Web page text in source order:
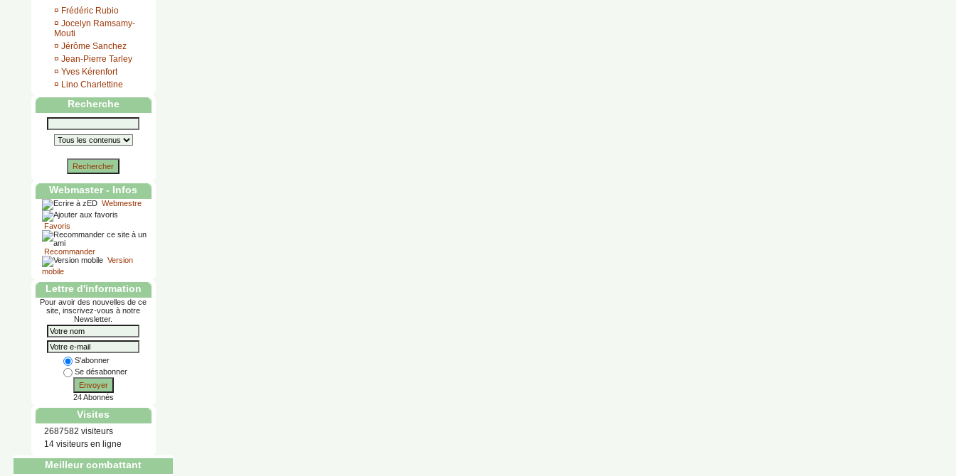
¤ Frédéric Rubio
¤ Jocelyn Ramsamy-
Mouti
¤ Jérôme Sanchez
¤ Jean-Pierre Tarley
¤ Yves Kérenfort
¤ Lino Charlettine
Recherche
Rechercher
Webmaster - Infos
Webmestre
Favoris
Recommander
Version
mobile
Lettre d'information
Pour avoir des nouvelles de ce
site, inscrivez-vous à notre
Newsletter.
S'abonner
Se désabonner
Envoyer
24 Abonnés
Visites
2687582 visiteurs
14 visiteurs en ligne
Meilleur combattant